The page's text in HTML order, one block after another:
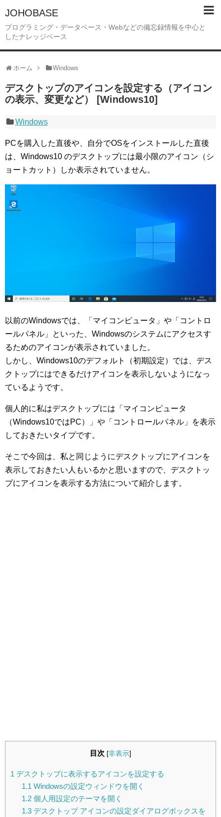
JOHOBASE
プログラミング・データベース・Webなどの備忘録情報を中心と
したナレッジベース
ホーム Windows
デスクトップのアイコンを設定する（アイコン
の表示、変更など） [Windows10]
Windows
PCを購入した直後や、自分でOSをインストールした直後
は、Windows10 のデスクトップには最小限のアイコン（シ
ョートカット）しか表示されていません。
以前のWindowsでは、「マイコンピュータ」や「コントロ
ールパネル」といった、Windowsのシステムにアクセスす
るためのアイコンが表示されていました。
しかし、Windows10のデフォルト（初期設定）では、デス
クトップにはできるだけアイコンを表示しないようになっ
ているようです。
個人的に私はデスクトップには「マイコンピュータ
（Windows10ではPC）」や「コントロールパネル」を表示
しておきたいタイプです。
そこで今回は、私と同じようにデスクトップにアイコンを
表示しておきたい人もいるかと思いますので、デスクトッ
プにアイコンを表示する方法について紹介します。
目次 [非表示]
1 デスクトップに表示するアイコンを設定する
1.1 Windowsの設定ウィンドウを開く
1.2個人用設定のテーマを開く
1.3デスクトップ アイコンの設定ダイアログボックスを